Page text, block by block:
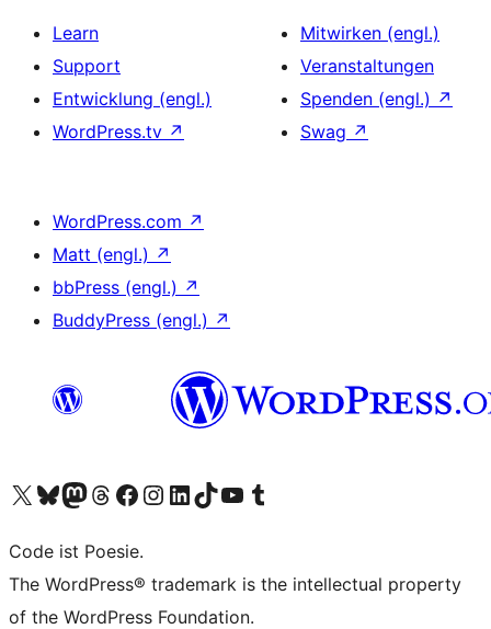
Learn
Support
Entwicklung (engl.)
WordPress.tv ↗
Mitwirken (engl.)
Veranstaltungen
Spenden (engl.) ↗
Swag ↗
WordPress.com ↗
Matt (engl.) ↗
bbPress (engl.) ↗
BuddyPress (engl.) ↗
Unser X-Konto (früher Twitter) besuchen
Unser Bluesky-Konto besuchen
Unser Mastodon-Konto besuchen
Unser Threads-Konto besuchen
Unsere Facebook-Seite besuchen
Unser Instagram-Konto besuchen
Unser LinkedIn-Konto besuchen
Unser TikTok-Konto besuchen
Unseren YouTube-Kanal besuchen
Unser Tumblr-Konto besuchen
Code ist Poesie.
The WordPress® trademark is the intellectual property
of the WordPress Foundation.